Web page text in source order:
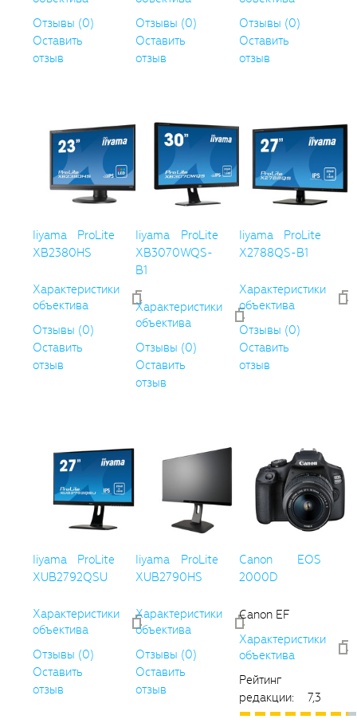
Отзывы (0)
Оставить
отзыв
Отзывы (0)
Оставить
отзыв
Отзывы (0)
Оставить
отзыв
Iiyama ProLite
XB2380HS
Характеристики
объектива
Отзывы (0)
Оставить
отзыв
Iiyama ProLite
XB3070WQS-
B1
Характеристики
объектива
Отзывы (0)
Оставить
отзыв
Iiyama ProLite
X2788QS-B1
Характеристики
объектива
Отзывы (0)
Оставить
отзыв
Iiyama ProLite
XUB2792QSU
Характеристики
объектива
Отзывы (0)
Оставить
отзыв
Iiyama ProLite
XUB2790HS
Характеристики
объектива
Отзывы (0)
Оставить
отзыв
Canon EOS
2000D
Canon EF
Характеристики
объектива
Рейтинг
редакции: 7,3